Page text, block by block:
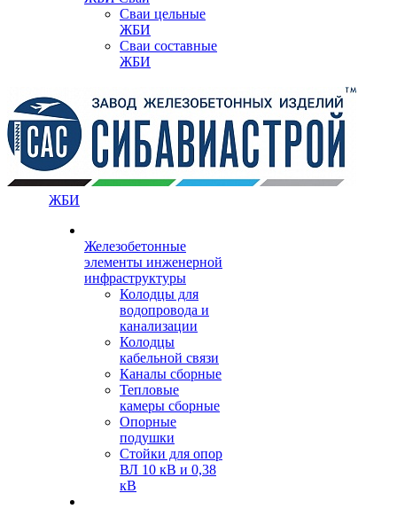
Сваи цельные
ЖБИ
Сваи составные
ЖБИ
ЖБИ
Железобетонные
элементы инженерной
инфраструктуры
Колодцы для
водопровода и
канализации
Колодцы
кабельной связи
Каналы сборные
Тепловые
камеры сборные
Опорные
подушки
Стойки для опор
ВЛ 10 кВ и 0,38
кВ